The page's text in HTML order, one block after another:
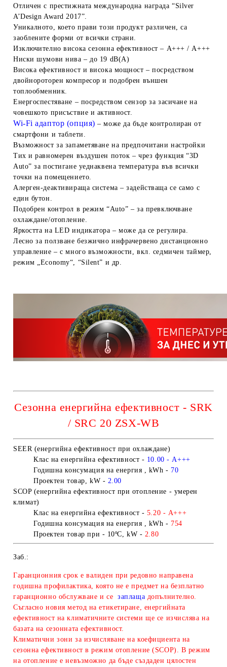
Отличен с престижната международна награда “Silver
A’Design Award 2017”.
Уникалното, което прави този продукт различен, са
заоблените форми от всички страни.
Изключително висока сезонна ефективност – А+++ / А+++
Ниски шумови нива– до 19 dB(A)
Висока ефективност и висока мощност– посредством
двойнороторен компресор и подобрен външен
топлообменник.
Енергоспестяване – посредством сензор за засичане на
човешкото присъствие и активност.
Wi-Fi адаптор (опция) – може да бъде контролиран от
смартфони и таблети.
Възможност за запаметяване на предпочитани настройки
Тих и равномерен въздушен поток – чрез функция “3D
Auto” за постигане уеднаквена температура във всички
точки на помещението.
Алерген-деактивираща система – задействаща се само с
един бутон.
Подобрен контрол в режим “Auto” – за превключване
охлаждане/отопление.
Яркостта на LED индикатора – може да се регулира.
Лесно за ползване безжично инфрачервено дистанционно
управление – с много възможности, вкл. седмичен таймер,
режим „Economy“, “Silent” и др.
Сезонна енергийна ефективност - SRK
/ SRC 20 ZSX-WB
SEER (енергийна ефективност при охлаждане)
Клас на енергийна ефективност - 10.00 - A+++
Годишна консумация на енергия , kWh - 70
Проектен товар, kW - 2.00
SCOP (енергийна ефективност при отопление - умерен
климат)
Клас на енергийна ефективност - 5.20 - A+++
Годишна консумация на енергия , kWh - 754
Проектен товар при - 10ºC , kW - 2.80
Заб.:
Гаранционния срок е валиден при редовно направена
годишна профилактика, която не е предмет на безплатно
гаранционно обслужване и се заплаща допълнително.
Съгласно новия метод на етикетиране, енергийната
ефективност на климатичните системи ще се изчислява на
базата на сезонната ефективност.
Климатични зони за изчисляванена коефициента на
сезонна ефективност в режим отопление (SCOP). В режим
на отопление е невъзможно да бъде създаден цялостен